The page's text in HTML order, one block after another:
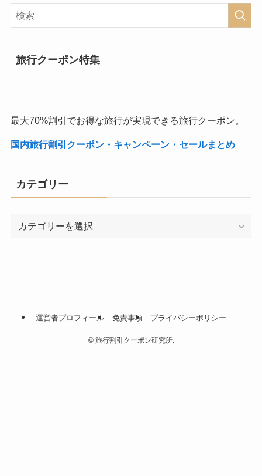
旅行クーポン特集
最大70%割引でお得な旅行が実現できる旅行クーポン。
国内旅行割引クーポン・キャンペーン・セールまとめ
カテゴリー
運営者プロフィール 免責事項 プライバシーポリシー
©旅行割引クーポン研究所.